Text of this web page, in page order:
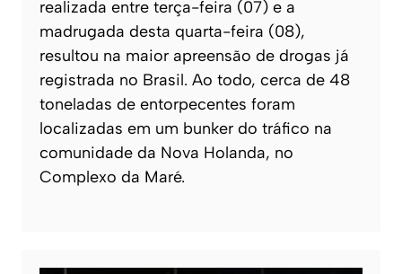
realizada entre terça-feira (07) e a
madrugada desta quarta-feira (08),
resultou na maior apreensão de drogas já
registrada no Brasil. Ao todo, cerca de 48
toneladas de entorpecentes foram
localizadas em um bunker do tráfico na
comunidade da Nova Holanda, no
Complexo da Maré.